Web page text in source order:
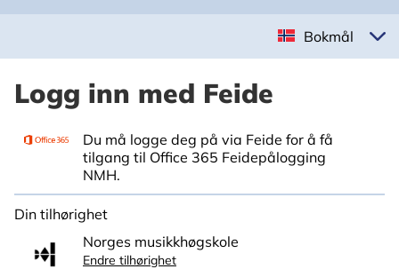
Bokmål
Logg inn med Feide
Du må logge deg på via Feide for å få
tilgang til Office 365 Feidepålogging
NMH.
Din tilhørighet
Norges musikkhøgskole
Endre tilhørighet